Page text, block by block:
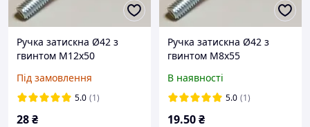
Ручка затискна Ø42 з
гвинтом М12х50
Під замовлення
5.0 (1)
28₴
Ручка затискна Ø42 з
гвинтом М8х55
В наявності
5.0 (1)
19.50₴